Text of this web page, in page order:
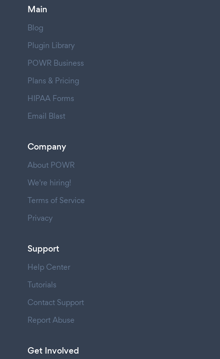
Main
Blog
Plugin Library
POWR Business
Plans & Pricing
HIPAA Forms
Email Blast
Company
About POWR
We're hiring!
Terms of Service
Privacy
Support
Help Center
Tutorials
Contact Support
Report Abuse
Get Involved